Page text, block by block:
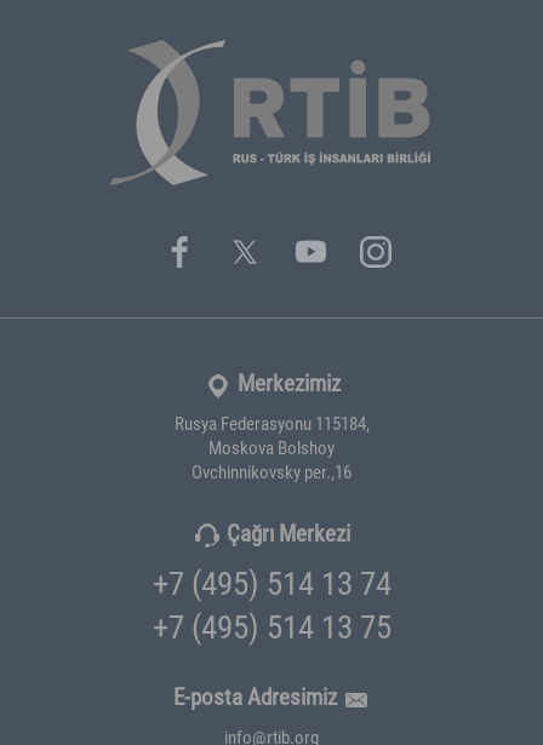
Merkezimiz
Rusya Federasyonu 115184,
Moskova Bolshoy
Ovchinnikovsky per.,16
Çağrı Merkezi
+7 (495) 514 13 74
+7 (495) 514 13 75
E-posta Adresimiz
info@rtib.org